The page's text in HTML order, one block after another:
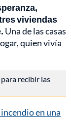
viviendas
Una de las casas
quien vivía
para recibir las
en una